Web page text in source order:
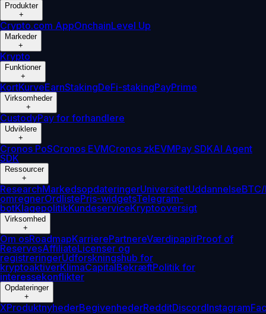
Produkter
+
Crypto.com AppOnchainLevel Up
Markeder
+
Krypto
Funktioner
+
KortKurveEarnStakingDeFi-stakingPayPrime
Virksomheder
+
CustodyPay for forhandlere
Udviklere
+
Cronos PoSCronos EVMCronos zkEVMPay SDKAI Agent
SDK
Ressourcer
+
ResearchMarkedsopdateringerUniversitetUddannelse
omregnerOrdlistePris-widgetsTelegram-
botKlagepolitikKundeserviceKryptooversigt
Virksomhed
+
Om osRoadmapKarrierePartnereVærdipapirProof of
ReservesAffiliateLicenser og
registreringerUdforskningshub for
kryptoaktiverKlimaCapitalBekræftPolitik for
interessekonflikter
Opdateringer
+
XProduktnyhederBegivenhederRedditDiscordInstagram